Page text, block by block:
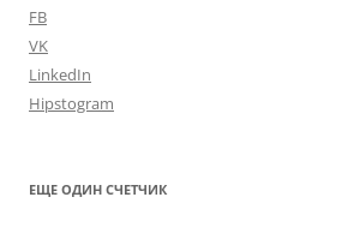
FB
VK
LinkedIn
Hipstogram
ЕЩЕ ОДИН СЧЕТЧИК